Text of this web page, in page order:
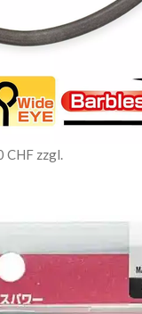
CHF zzgl.